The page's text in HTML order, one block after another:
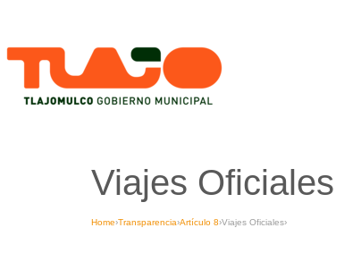
Viajes Oficiales
Home›Transparencia›Artículo 8›Viajes Oficiales›